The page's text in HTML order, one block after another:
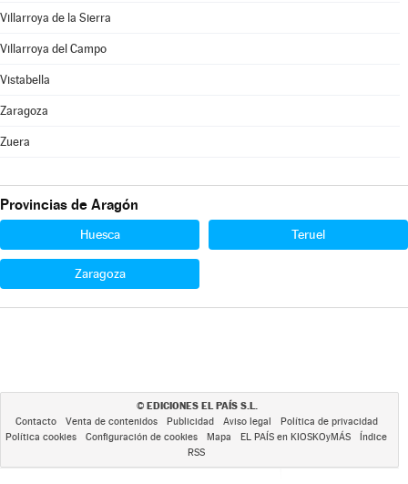
Villarroya de la Sierra
Villarroya del Campo
Vistabella
Zaragoza
Zuera
Provincias de Aragón
Huesca Teruel
Zaragoza
© EDICIONES EL PAÍS S.L.
Contacto Venta de contenidos Publicidad Aviso legal
Política de privacidad
Política cookies
Configuración de cookies Mapa EL PAÍS en KIOSKOyMÁS
Índice
RSS